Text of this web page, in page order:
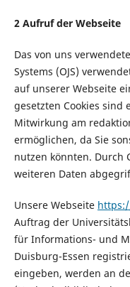
2 Aufruf der Webseite
Das von uns
Systems (OJS)
auf unserer Webseite
gesetzten Cookies
Mitwirkung am
ermöglichen, da Sie
nutzen könnten. Durch
weiteren Daten
Unsere Webseite
Auftrag der
für Informations- und
Duisburg-Essen
eingeben, werden an